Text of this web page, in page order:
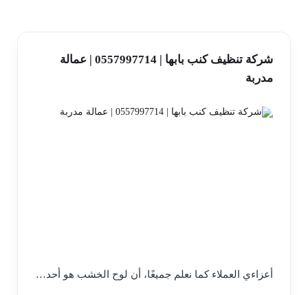
شركة تنظيف كنب بابها | 0557997714 | عمالة
مدربة
أعزاءي العملاء كما نعلم جميعًا، أن لوح الخشب هو أحد…